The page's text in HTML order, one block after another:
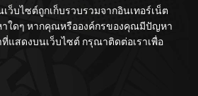
บไซต์ถูกเก็บรวบรวมจากอินเทอร์เน็ต
าใดๆ หากคุณหรือองค์กรของคุณมีปัญหา
ที่แสดงบนเว็บไซต์ กรุณาติดต่อเราเพื่อ